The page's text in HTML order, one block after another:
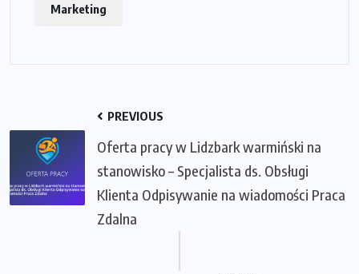
Marketing
PREVIOUS
Oferta pracy w Lidzbark warmiński na
stanowisko – Specjalista ds. Obsługi
Klienta Odpisywanie na wiadomości Praca
Zdalna